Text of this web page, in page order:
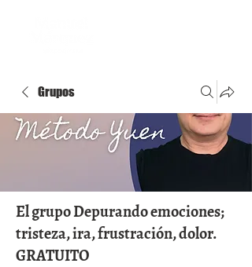
Grupos
El grupo Depurando emociones;
tristeza, ira, frustración, dolor.
GRATUITO